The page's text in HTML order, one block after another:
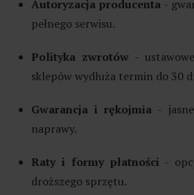
Autoryzacja producenta -
pełnego serwisu.
Polityka zwrotów -
sklepów wydłuża termin do 30
Gwarancja i rękojmia -
naprawy.
Raty i formy płatności -
droższego sprzętu.